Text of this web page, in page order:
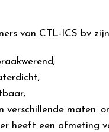
van CTL-ICS bv
verschillende maten:
heeft een afmeting